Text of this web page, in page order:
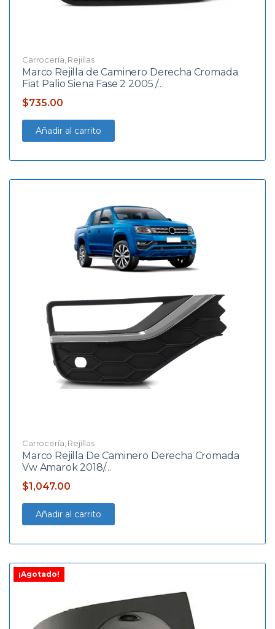
Carrocería Rejillas
Marco Rejilla de Caminero Derecha Cromada
Fiat Palio Siena Fase 2 2005 /…
$735.00
Añadir al carrito
Carrocería Rejillas
Marco Rejilla De Caminero Derecha Cromada
Vw Amarok 2018/…
$1,047.00
Añadir al carrito
¡Agotado!